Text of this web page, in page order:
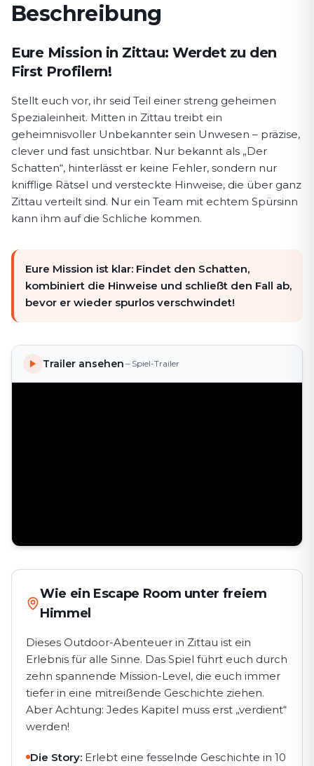
Beschreibung
Spielbeschreibung First Profiler
Eure Mission in Zittau: Werdet zu den
First Profilern!
Stellt euch vor, ihr seid Teil einer streng geheimen
Spezialeinheit. Mitten in Zittau treibt ein
geheimnisvoller Unbekannter sein Unwesen – präzise,
clever und fast unsichtbar. Nur bekannt als „Der
Schatten“, hinterlässt er keine Fehler, sondern nur
knifflige Rätsel und versteckte Hinweise, die über ganz
Zittau verteilt sind. Nur ein Team mit echtem Spürsinn
kann ihm auf die Schliche kommen.
Eure Mission ist klar: Findet den Schatten,
kombiniert die Hinweise und schließt den Fall ab,
bevor er wieder spurlos verschwindet!
Trailer ansehen – Spiel-Trailer
Wie ein Escape Room unter freiem
Himmel
Dieses Outdoor-Abenteuer in Zittau ist ein
Erlebnis für alle Sinne. Das Spiel führt euch durch
zehn spannende Mission-Level, die euch immer
tiefer in eine mitreißende Geschichte ziehen.
Aber Achtung: Jedes Kapitel muss erst „verdient“
werden!
Die Story: Erlebt eine fesselnde Geschichte in 10